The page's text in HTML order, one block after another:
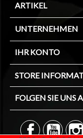
ARTIKEL
UNTERNEHMEN
IHR KONTO
STORE
FOLGEN SIE UNS